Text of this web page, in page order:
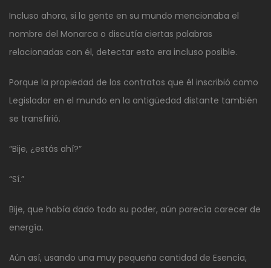
Incluso ahora, si la gente en su mundo mencionaba el
nombre del Monarca o discutía ciertas palabras
relacionadas con él, detectar esto era incluso posible.
Porque la propiedad de los contratos que él inscribió como
Legislador en el mundo en la antigüedad distante también
se transfirió.
“Bije, ¿estás ahí?”
“Sí.”
Bije, que había dado todo su poder, aún parecía carecer de
energía.
Aún así, usando una muy pequeña cantidad de Esencia,